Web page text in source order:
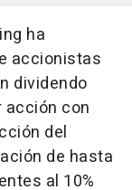
ha
accionistas
dividendo
acción con
del
de hasta
al 10%